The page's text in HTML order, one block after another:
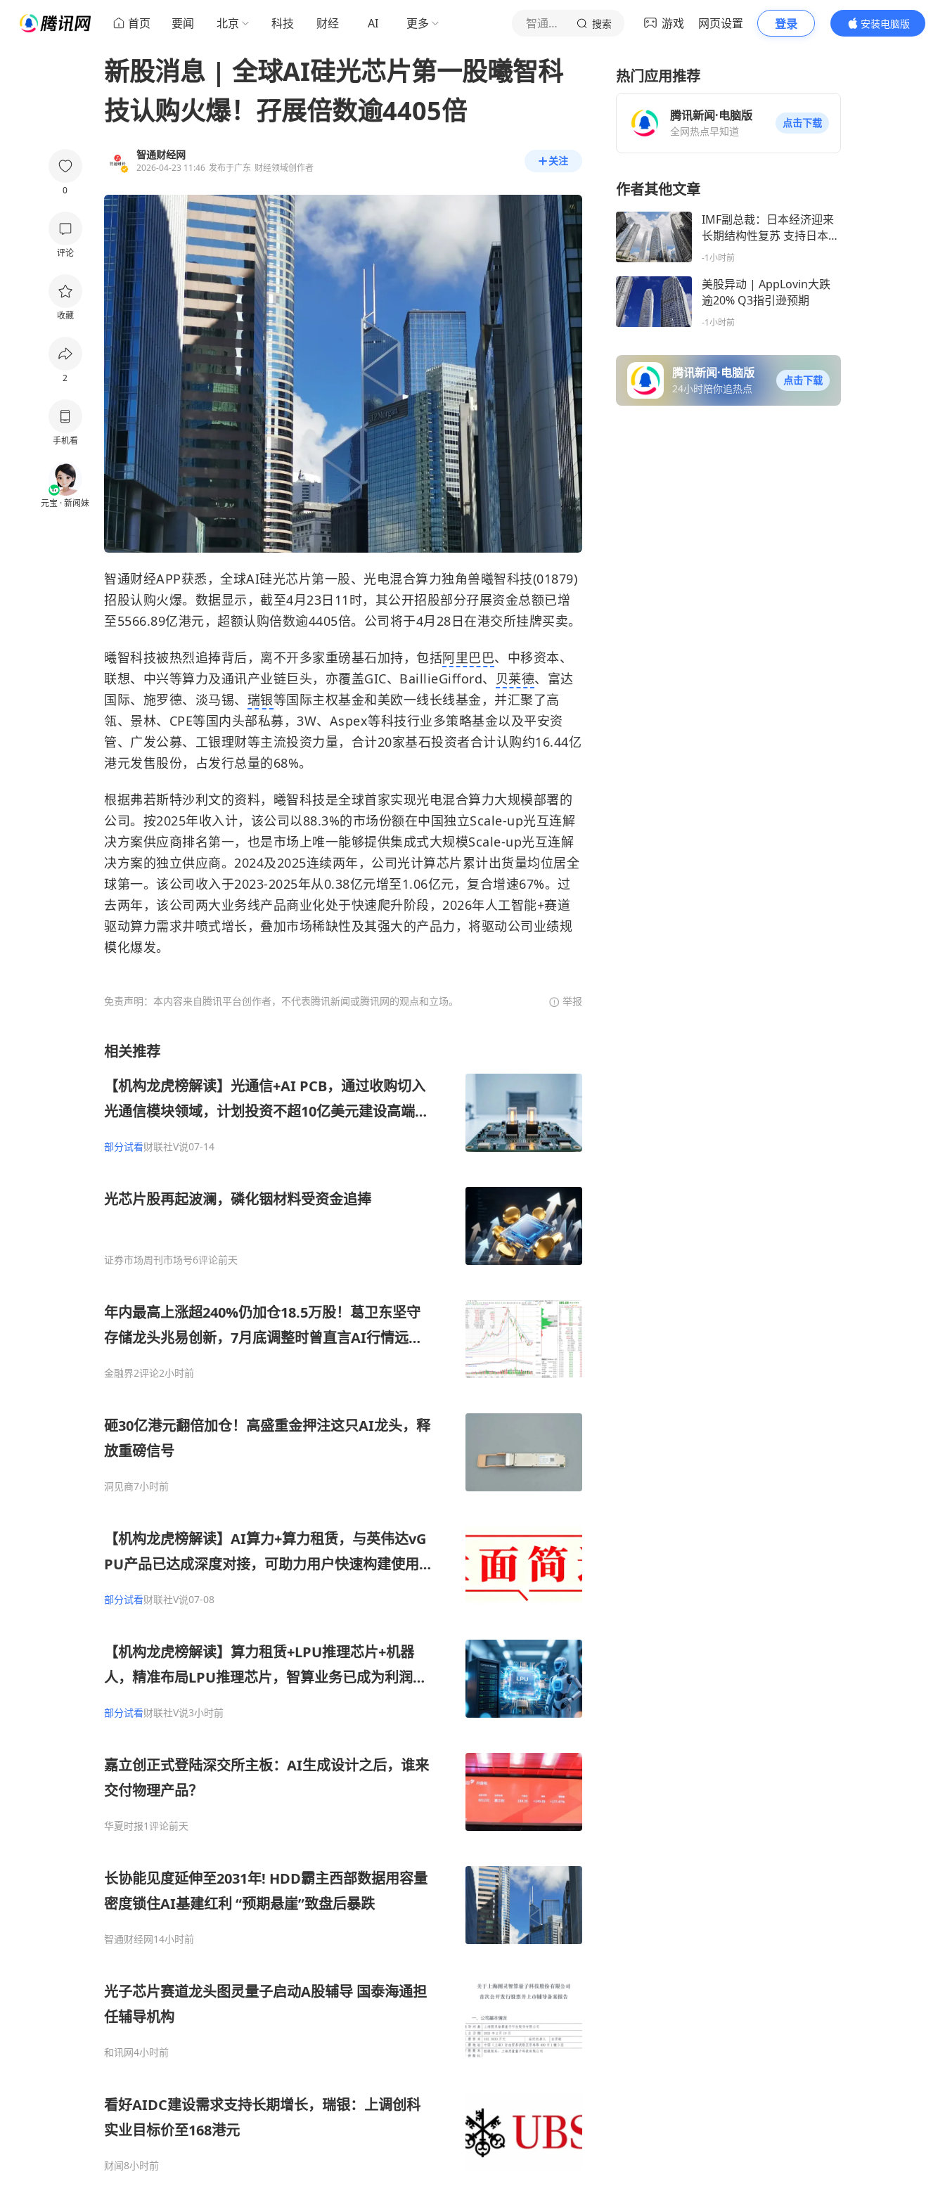
首页 要闻 北京 科技 财经 AI 更多 智通财经网 搜索 游戏 网页设置 登录
安装电脑版
内容更精彩
0
评论
收藏
2
手机看
元宝 · 新闻妹
新股消息 | 全球AI硅光芯片第一股曦智科
技认购火爆！孖展倍数逾4405倍
智通财经网
2026-04-23 11:46 发布于广东 财经领域创作者
关注
智通财经APP获悉，全球AI硅光芯片第一股、光电混合算力独角兽曦智科技(01879)
招股认购火爆。数据显示，截至4月23日11时，其公开招股部分孖展资金总额已增
至5566.89亿港元，超额认购倍数逾4405倍。公司将于4月28日在港交所挂牌买卖。
曦智科技被热烈追捧背后，离不开多家重磅基石加持，包括阿里巴巴、中移资本、
联想、中兴等算力及通讯产业链巨头，亦覆盖GIC、BaillieGifford、
贝莱德、富达
国际、施罗德、淡马锡、 瑞银等国际主权基金和美欧一线长线基金，并汇聚了高
瓴、景林、CPE等国内头部私募，3W、Aspex等科技行业多策略基金以及平安资
管、广发公募、工银理财等主流投资力量，合计20家基石投资者合计认购约16.44亿
港元发售股份，占发行总量的68%。
根据弗若斯特沙利文的资料，曦智科技是全球首家实现光电混合算力大规模部署的
公司。按2025年收入计，该公司以88.3%的市场份额在中国独立Scale-up光互连解
决方案供应商排名第一，也是市场上唯一能够提供集成式大规模Scale-up光互连解
决方案的独立供应商。2024及2025连续两年，公司光计算芯片累计出货量均位居全
球第一。该公司收入于2023-2025年从0.38亿元增至1.06亿元，复合增速67%。过
去两年，该公司两大业务线产品商业化处于快速爬升阶段，2026年人工智能+赛道
驱动算力需求井喷式增长，叠加市场稀缺性及其强大的产品力，将驱动公司业绩规
模化爆发。
免责声明：本内容来自腾讯平台创作者，不代表腾讯新闻或腾讯网的观点和立场。 举报
相关推荐
【机构龙虎榜解读】光通信+AI PCB，通过收购切入
光通信模块领域，计划投资不超10亿美元建设高端印
部分试看财联社V说07-14
光芯片股再起波澜，磷化铟材料受资金追捧
证券市场周刊市场号6评论前天
年内最高上涨超240%仍加仓18.5万股！葛卫东坚守
存储龙头兆易创新，7月底调整时曾直言AI行情远未
金融界2评论2小时前
砸30亿港元翻倍加仓！高盛重金押注这只AI龙头，释
放重磅信号
洞见商7小时前
【机构龙虎榜解读】AI算力+算力租赁，与英伟达vG
PU产品已达成深度对接，可助力用户快速构建使用G
入
部分试看财联社V说07-08
【机构龙虎榜解读】算力租赁+LPU推理芯片+机器
人，精准布局LPU推理芯片，智算业务已成为利润增
获净买入
部分试看财联社V说3小时前
嘉立创正式登陆深交所主板：AI生成设计之后，谁来
交付物理产品？
华夏时报1评论前天
长协能见度延伸至2031年! HDD霸主西部数据用容量
密度锁住AI基建红利 “预期悬崖”致盘后暴跌
智通财经网14小时前
光子芯片赛道龙头图灵量子启动A股辅导 国泰海通担
任辅导机构
和讯网4小时前
看好AIDC建设需求支持长期增长，瑞银：上调创科
实业目标价至168港元
财闻8小时前
热门应用推荐
腾讯新闻·电脑版
全网热点早知道
点击下载
作者其他文章
IMF副总裁：日本经济迎来
长期结构性复苏 支持日本央
行继续推进货币政策正常化
-1小时前
美股异动 | AppLovin大跌
逾20% Q3指引逊预期
-1小时前
腾讯新闻·电脑版
24小时陪你追热点
点击下载